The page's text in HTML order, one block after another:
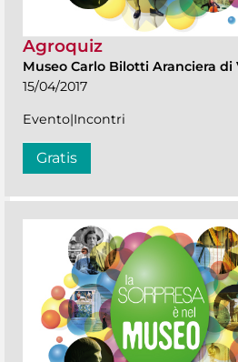
Agroquiz
Museo Carlo Bilotti Aranciera di
15/04/2017
Evento|Incontri
Gratis